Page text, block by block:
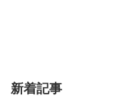
新着記事